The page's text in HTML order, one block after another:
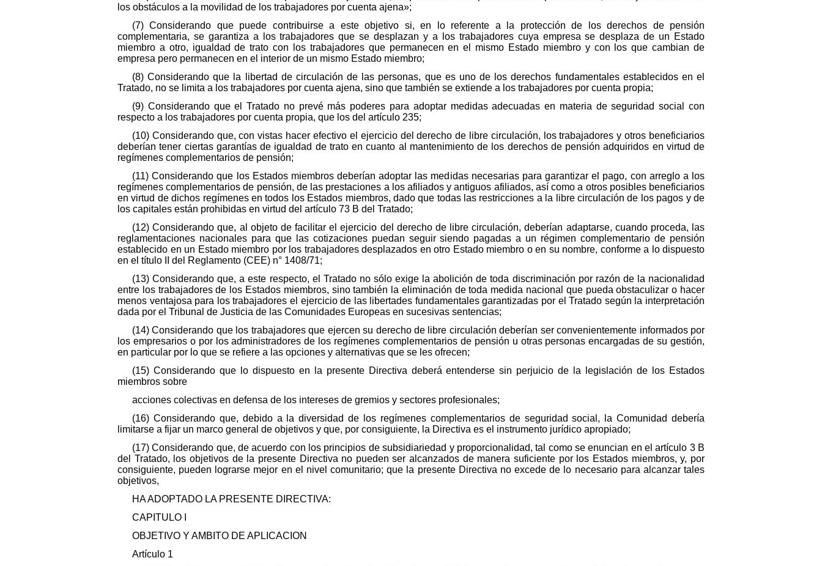
los obstáculos a la movilidad de los trabajadores por cuenta ajena»;
(7) Considerando que puede contribuirse a este objetivo si, en lo referente a la protección de los derechos de pensión
complementaria, se garantiza a los trabajadores que se desplazan y a los trabajadores cuya empresa se desplaza de un Estado
miembro a otro, igualdad de trato con los trabajadores que permanecen en el mismo Estado miembro y con los que cambian de
empresa pero permanecen en el interior de un mismo Estado miembro;
(8) Considerando que la libertad de circulación de las personas, que es uno de los derechos fundamentales establecidos en el
Tratado, no se limita a los trabajadores por cuenta ajena, sino que también se extiende a los trabajadores por cuenta propia;
(9) Considerando que el Tratado no prevé más poderes para adoptar medidas adecuadas en materia de seguridad social con
respecto a los trabajadores por cuenta propia, que los del artículo 235;
(10) Considerando que, con vistas hacer efectivo el ejercicio del derecho de libre circulación, los trabajadores y otros beneficiarios
deberían tener ciertas garantías de igualdad de trato en cuanto al mantenimiento de los derechos de pensión adquiridos en virtud de
regímenes complementarios de pensión;
(11) Considerando que los Estados miembros deberían adoptar las medidas necesarias para garantizar el pago, con arreglo a los
regímenes complementarios de pensión, de las prestaciones a los afiliados y antiguos afiliados, así como a otros posibles beneficiarios
en virtud de dichos regímenes en todos los Estados miembros, dado que todas las restricciones a la libre circulación de los pagos y de
los capitales están prohibidas en virtud del artículo 73 B del Tratado;
(12) Considerando que, al objeto de facilitar el ejercicio del derecho de libre circulación, deberían adaptarse, cuando proceda, las
reglamentaciones nacionales para que las cotizaciones puedan seguir siendo pagadas a un régimen complementario de pensión
establecido en un Estado miembro por los trabajadores desplazados en otro Estado miembro o en su nombre, conforme a lo dispuesto
en el título II del Reglamento (CEE) n° 1408/71;
(13) Considerando que, a este respecto, el Tratado no sólo exige la abolición de toda discriminación por razón de la nacionalidad
entre los trabajadores de los Estados miembros, sino también la eliminación de toda medida nacional que pueda obstaculizar o hacer
menos ventajosa para los trabajadores el ejercicio de las libertades fundamentales garantizadas por el Tratado según la interpretación
dada por el Tribunal de Justicia de las Comunidades Europeas en sucesivas sentencias;
(14) Considerando que los trabajadores que ejercen su derecho de libre circulación deberían ser convenientemente informados por
los empresarios o por los administradores de los regímenes complementarios de pensión u otras personas encargadas de su gestión,
en particular por lo que se refiere a las opciones y alternativas que se les ofrecen;
(15) Considerando que lo dispuesto en la presente Directiva deberá entenderse sin perjuicio de la legislación de los Estados
miembros sobre
acciones colectivas en defensa de los intereses de gremios y sectores profesionales;
(16) Considerando que, debido a la diversidad de los regímenes complementarios de seguridad social, la Comunidad debería
limitarse a fijar un marco general de objetivos y que, por consiguiente, la Directiva es el instrumento jurídico apropiado;
(17) Considerando que, de acuerdo con los principios de subsidiariedad y proporcionalidad, tal como se enuncian en el artículo 3 B
del Tratado, los objetivos de la presente Directiva no pueden ser alcanzados de manera suficiente por los Estados miembros, y, por
consiguiente, pueden lograrse mejor en el nivel comunitario; que la presente Directiva no excede de lo necesario para alcanzar tales
objetivos,
HA ADOPTADO LA PRESENTE DIRECTIVA:
CAPITULO I
OBJETIVO Y AMBITO DE APLICACION
Artículo 1